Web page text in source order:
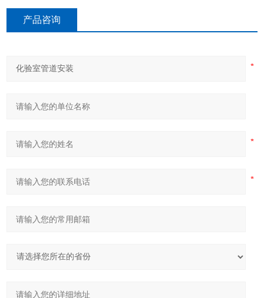
产品咨询